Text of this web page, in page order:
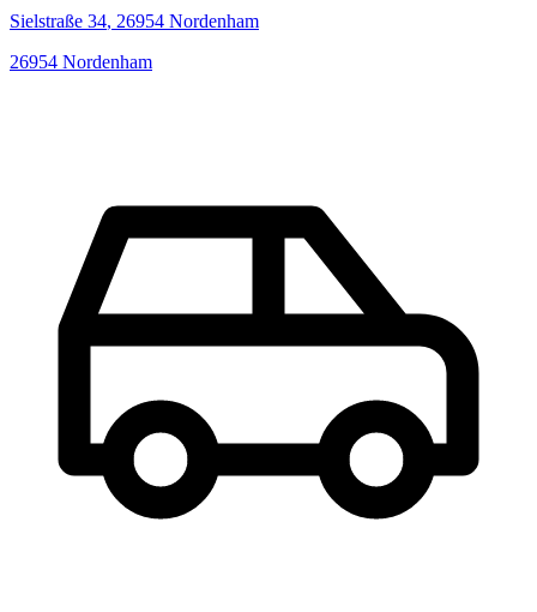
Sielstraße 34, 26954 Nordenham
26954 Nordenham